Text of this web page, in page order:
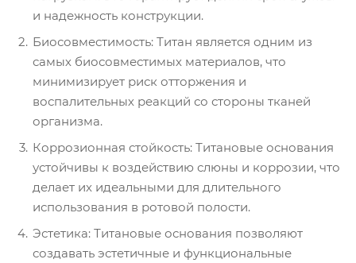
и надежность конструкции.
Биосовместимость: Титан является одним из
самых биосовместимых материалов, что
минимизирует риск отторжения и
воспалительных реакций со стороны тканей
организма.
Коррозионная стойкость: Титановые основания
устойчивы к воздействию слюны и коррозии, что
делает их идеальными для длительного
использования в ротовой полости.
Эстетика: Титановые основания позволяют
создавать эстетичные и функциональные